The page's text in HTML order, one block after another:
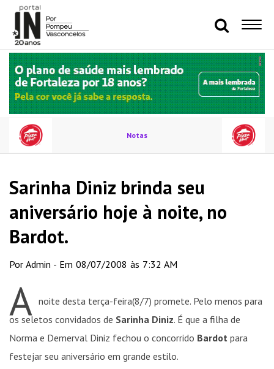
Notas
Sarinha Diniz brinda seu
aniversário hoje à noite, no
Bardot.
Por Admin - Em 08/07/2008 às 7:32 AM
A noite desta terça-feira(8/7) promete. Pelo menos para
os seletos convidados de Sarinha Diniz. É que a filha de
Norma e Demerval Diniz fechou o concorrido Bardot para
festejar seu aniversário em grande estilo.